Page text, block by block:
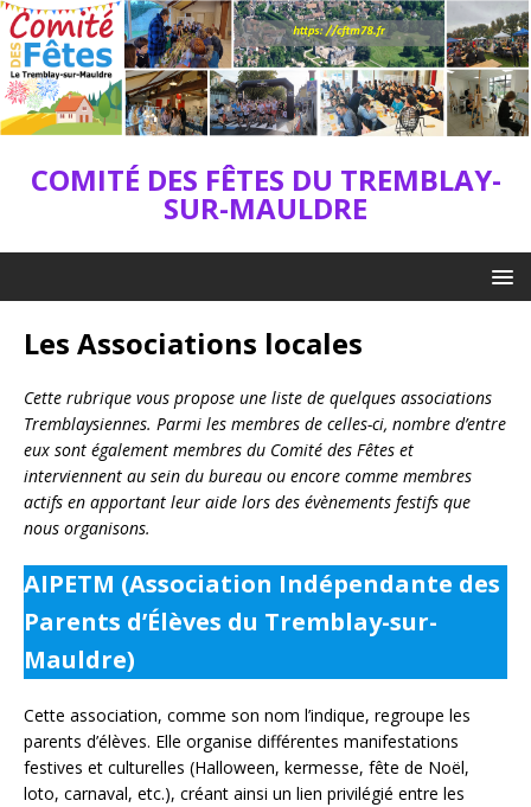
COMITÉ DES FÊTES DU TREMBLAY-
SUR-MAULDRE
Les Associations locales
Cette rubrique vous propose une liste de quelques associations
Tremblaysiennes. Parmi les membres de celles-ci, nombre d’entre
eux sont également membres du Comité des Fêtes et
interviennent au sein du bureau ou encore comme membres
actifs en apportant leur aide lors des évènements festifs que
nous organisons.
AIPETM (Association Indépendante des
Parents d’Élèves du Tremblay-sur-
Mauldre)
Cette association, comme son nom l’indique, regroupe les
parents d’élèves. Elle organise différentes manifestations
festives et culturelles (Halloween, kermesse, fête de Noël,
loto, carnaval, etc.), créant ainsi un lien privilégié entre les